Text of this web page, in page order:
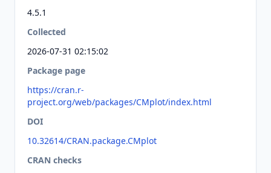
4.5.1
Collected
2026-07-31 02:15:02
Package page
https://cran.r-
project.org/web/packages/CMplot/index.html
DOI
10.32614/CRAN.package.CMplot
CRAN checks